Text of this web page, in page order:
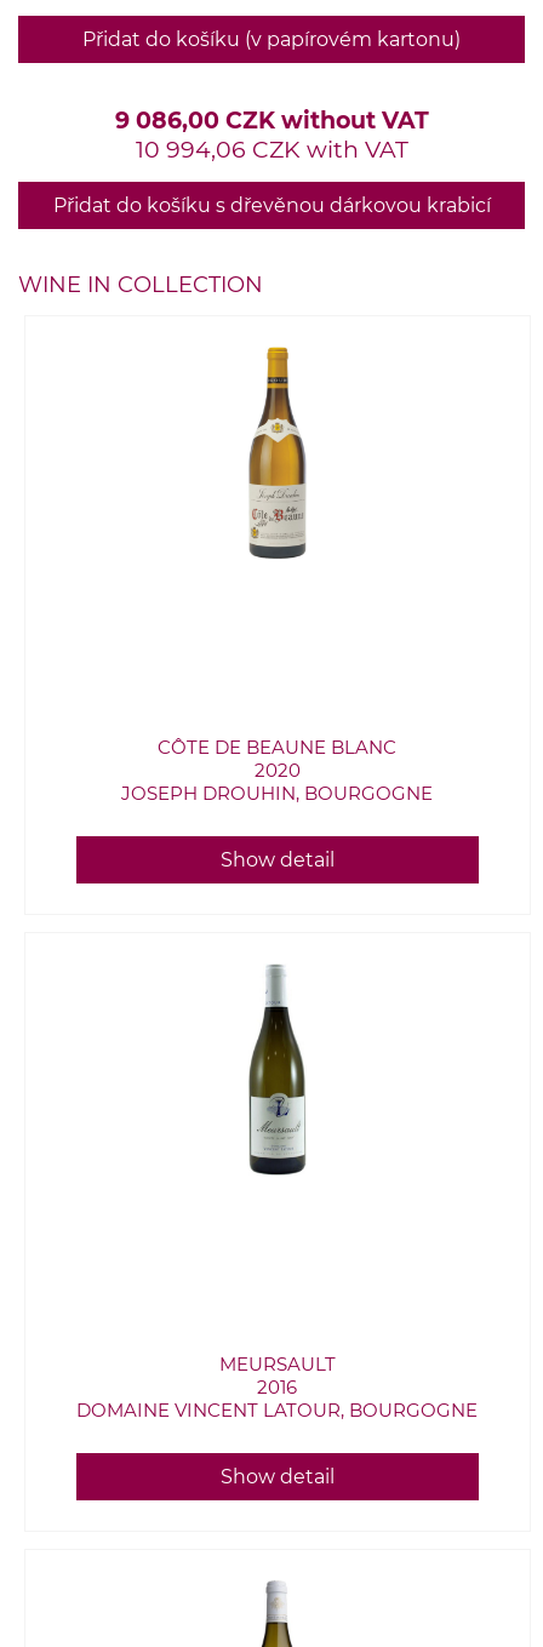
Přidat do košíku (v papírovém kartonu)
9 086,00 CZK without VAT
10 994,06 CZK with VAT
Přidat do košíku s dřevěnou dárkovou krabicí
WINE IN COLLECTION
CÔTE DE BEAUNE BLANC
2020
JOSEPH DROUHIN, BOURGOGNE
Show detail
MEURSAULT
2016
DOMAINE VINCENT LATOUR, BOURGOGNE
Show detail